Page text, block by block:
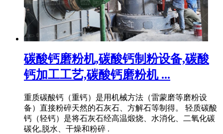
碳酸钙磨粉机,碳酸钙制粉设备,碳酸
钙加工工艺,碳酸钙磨粉机 ...
重质碳酸钙（重钙）是用机械方法（雷蒙磨等磨粉设
备）直接粉碎天然的石灰石、方解石等制得。 轻质碳酸
钙（轻钙）是将石灰石经高温煅烧、水消化、二氧化碳
碳化,脱水、干燥和粉碎 .